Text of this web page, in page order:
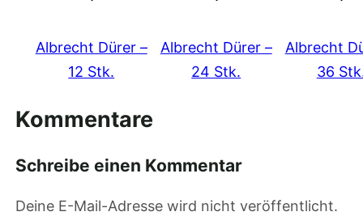
Albrecht Dürer –
12 Stk.
Albrecht Dürer –
24 Stk.
Albrecht
36
Kommentare
Schreibe einen Kommentar
Deine E-Mail-Adresse wird nicht veröffentlicht.